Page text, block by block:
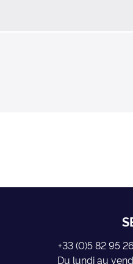
+33 (0)5 82 95
Du lundi au